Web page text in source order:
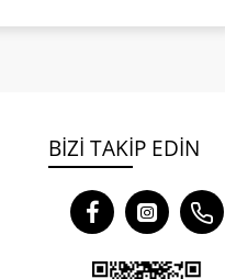
BIZI TAKIP EDIN